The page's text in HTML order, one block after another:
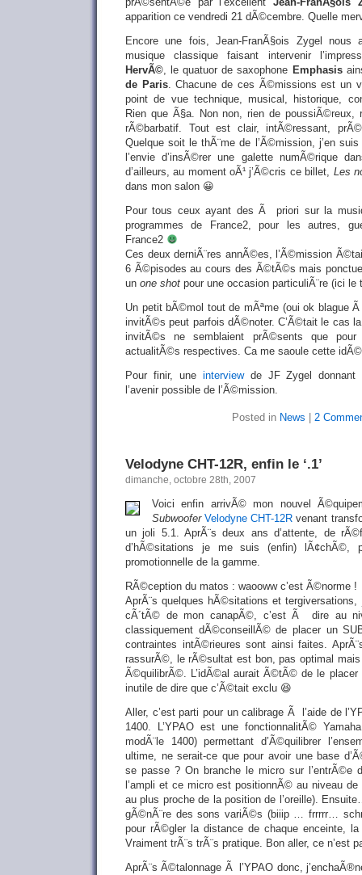
apparition ce vendredi 21 dÃ©cembre. Quelle
Encore une fois, Jean-FranÃ§ois Zygel nous
musique classique faisant intervenir
HervÃ©, le quatuor de saxophone Emphasis
de Paris. Chacune de ces Ã©missions est un
point de vue technique, musical, historique,
Rien que Ã§a. Non non, rien de poussiÃ©reux,
rÃ©barbatif. Tout est clair, intÃ©ressant,
Quelque soit le thÃ¨me de l’Ã©mission, j’en
l’envie d’insÃ©rer une galette numÃ©rique
d’ailleurs, au moment oÃ¹ j’Ã©cris ce billet, Les
dans mon salon 😀
Pour tous ceux ayant des Ã priori sur la
programmes de France2, pour les autres,
France2
Ces deux derniÃ¨res annÃ©es, l’Ã©mission
6 Ã©pisodes au cours des Ã©tÃ©s mais
un one shot pour une occasion particuliÃ¨re (ici le
Un petit bÃ©mol tout de mÃªme (oui ok blague
invitÃ©s peut parfois dÃ©noter. C’Ã©tait le cas
invitÃ©s ne semblaient prÃ©sents que
actualitÃ©s respectives. Ca me saoule cette
Pour finir, une interviewde JF Zygel donnant
l’avenir possible de l’Ã©mission.
Posted in News 2
Velodyne CHT-12R, enfin le ‘.1’
dimanche, octobre 28th, 2007
Voici enfin arrivÃ© mon nouvel
Subwoofer Velodyne CHT-12R venant
un joli 5.1. AprÃ¨s deux ans d’attente, de
d’hÃ©sitations je me suis (enfin) lÃ¢chÃ©,
promotionnelle de la gamme.
RÃ©ception du matos : waooww c’est Ã©norme !
AprÃ¨s quelques hÃ©sitations et
cÃ´tÃ© de mon canapÃ©, c’est Ã dire au
classiquement dÃ©conseillÃ© de placer un
contraintes intÃ©rieures sont ainsi faites.
rassurÃ©, le rÃ©sultat est bon, pas optimal
Ã©quilibrÃ©. L’idÃ©al aurait Ã©tÃ© de le
inutile de dire que c’Ã©tait exclu 😆
Aller, c’est parti pour un calibrage Ã l’aide de
1400. L’YPAO est une fonctionnalitÃ©
modÃ¨le 1400) permettant d’Ã©quilibrer
ultime, ne serait-ce que pour avoir une base
se passe ? On branche le micro sur
l’ampli et ce micro est positionnÃ© au niveau
au plus proche de la position de l’oreille).
gÃ©nÃ¨re des sons variÃ©s (biiip … frrrrr…
pour rÃ©gler la distance de chaque enceinte,
Vraiment trÃ¨s trÃ¨s pratique. Bon aller, ce n’est
AprÃ¨s Ã©talonnage Ã l’YPAO donc,